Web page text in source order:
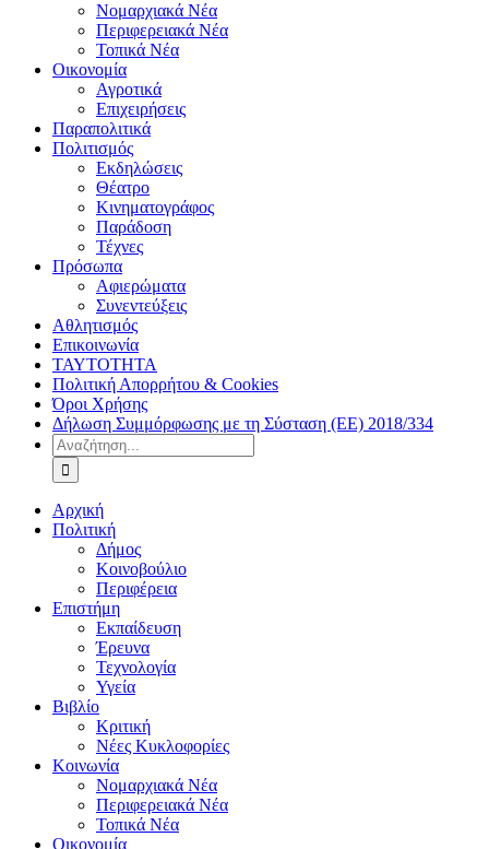
Νομαρχιακά Νέα
Περιφερειακά Νέα
Τοπικά Νέα
Οικονομία
Αγροτικά
Επιχειρήσεις
Παραπολιτικά
Πολιτισμός
Εκδηλώσεις
Θέατρο
Κινηματογράφος
Παράδοση
Τέχνες
Πρόσωπα
Αφιερώματα
Συνεντεύξεις
Αθλητισμός
Επικοινωνία
ΤΑΥΤΟΤΗΤΑ
Πολιτική Απορρήτου & Cookies
Όροι Χρήσης
Δήλωση Συμμόρφωσης με τη Σύσταση (ΕΕ) 2018/334
Αναζήτηση
για:
Αρχική
Πολιτική
Δήμος
Κοινοβούλιο
Περιφέρεια
Επιστήμη
Εκπαίδευση
Έρευνα
Τεχνολογία
Υγεία
Βιβλίο
Κριτική
Νέες Κυκλοφορίες
Κοινωνία
Νομαρχιακά Νέα
Περιφερειακά Νέα
Τοπικά Νέα
Οικονομία